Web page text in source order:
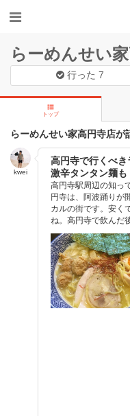
らーめんせい
行った7
トップ
らーめんせい家高円寺店が
kwei
高円寺で行くべ
激辛タンタン麺も
高円寺駅周辺の知っ
円寺は、阿波踊りが
カルの街です。安く
ね。高円寺で飲んだ